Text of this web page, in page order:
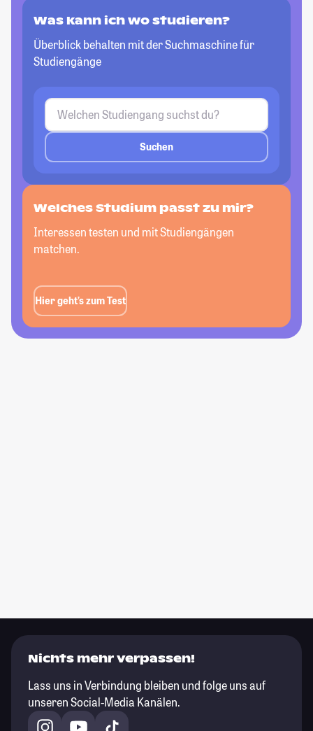
Was kann ich wo studieren?
Überblick behalten mit der Suchmaschine für
Studiengänge
Suchen
Welches Studium passt zu mir?
Interessen testen und mit Studiengängen
matchen.
Hier geht’s zum Test
Nichts mehr verpassen!
Lass uns in Verbindung bleiben und folge uns auf
unseren Social-Media Kanälen.